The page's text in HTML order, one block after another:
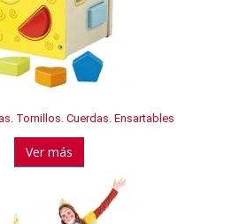
Tornillos. Cuerdas. Ensartables
Ver más